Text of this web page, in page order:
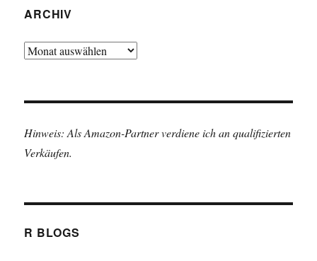
ARCHIV
Archiv
Hinweis: Als Amazon-Partner verdiene ich an qualifizierten
Verkäufen.
R BLOGS